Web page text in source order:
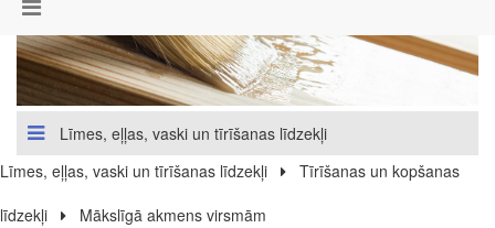
Līmes, eļļas, vaski un tīrīšanas līdzekļi
Līmes, eļļas, vaski un tīrīšanas līdzekļi
Tīrīšanas un kopšanas
līdzekļi
Mākslīgā akmens virsmām